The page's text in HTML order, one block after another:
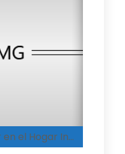
Aprender con amor en el Hogar Integral de Espinal